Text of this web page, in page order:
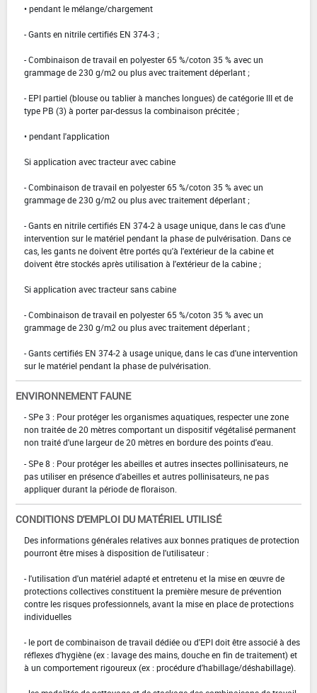
• pendant le mélange/chargement
- Gants en nitrile certifiés EN 374-3 ;
- Combinaison de travail en polyester 65 %/coton 35 % avec un
grammage de 230 g/m2 ou plus avec traitement déperlant ;
- EPI partiel (blouse ou tablier à manches longues) de catégorie III et de
type PB (3) à porter par-dessus la combinaison précitée ;
• pendant l'application
Si application avec tracteur avec cabine
- Combinaison de travail en polyester 65 %/coton 35 % avec un
grammage de 230 g/m2 ou plus avec traitement déperlant ;
- Gants en nitrile certifiés EN 374-2 à usage unique, dans le cas d'une
intervention sur le matériel pendant la phase de pulvérisation. Dans ce
cas, les gants ne doivent être portés qu'à l'extérieur de la cabine et
doivent être stockés après utilisation à l'extérieur de la cabine ;
Si application avec tracteur sans cabine
- Combinaison de travail en polyester 65 %/coton 35 % avec un
grammage de 230 g/m2 ou plus avec traitement déperlant ;
- Gants certifiés EN 374-2 à usage unique, dans le cas d'une intervention
sur le matériel pendant la phase de pulvérisation.
ENVIRONNEMENT FAUNE
- SPe 3 : Pour protéger les organismes aquatiques, respecter une zone
non traitée de 20 mètres comportant un dispositif végétalisé permanent
non traité d'une largeur de 20 mètres en bordure des points d'eau.
- SPe 8 : Pour protéger les abeilles et autres insectes pollinisateurs, ne
pas utiliser en présence d'abeilles et autres pollinisateurs, ne pas
appliquer durant la période de floraison.
CONDITIONS D'EMPLOI DU MATÉRIEL UTILISÉ
Des informations générales relatives aux bonnes pratiques de protection
pourront être mises à disposition de l'utilisateur :
- l'utilisation d'un matériel adapté et entretenu et la mise en œuvre de
protections collectives constituent la première mesure de prévention
contre les risques professionnels, avant la mise en place de protections
individuelles
- le port de combinaison de travail dédiée ou d'EPI doit être associé à des
réflexes d'hygiène (ex : lavage des mains, douche en fin de traitement) et
à un comportement rigoureux (ex : procédure d'habillage/déshabillage).